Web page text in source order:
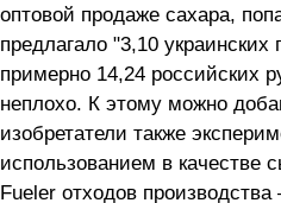
оптовой продаже сахара,
предлагало "3,10 украинских
примерно 14,24 российских
неплохо. К этому можно
изобретатели также
использованием в качестве
Fueler отходов